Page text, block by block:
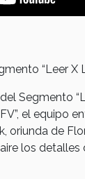
“Leer X
Segmento
el equipo
oriunda de
los detalles